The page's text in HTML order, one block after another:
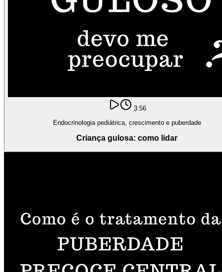
3:56
Endocrinologia pediátrica, crescimento e puberdade
Criança gulosa: como lidar